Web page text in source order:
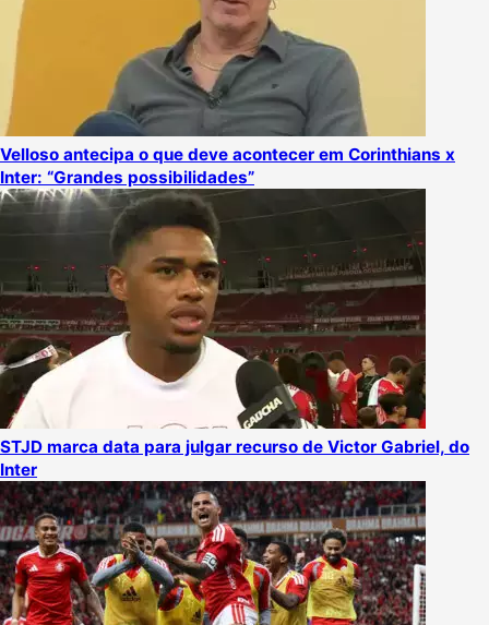
Velloso antecipa o que deve acontecer em Corinthians x
Inter: “Grandes possibilidades”
STJD marca data para julgar recurso de Victor Gabriel, do
Inter